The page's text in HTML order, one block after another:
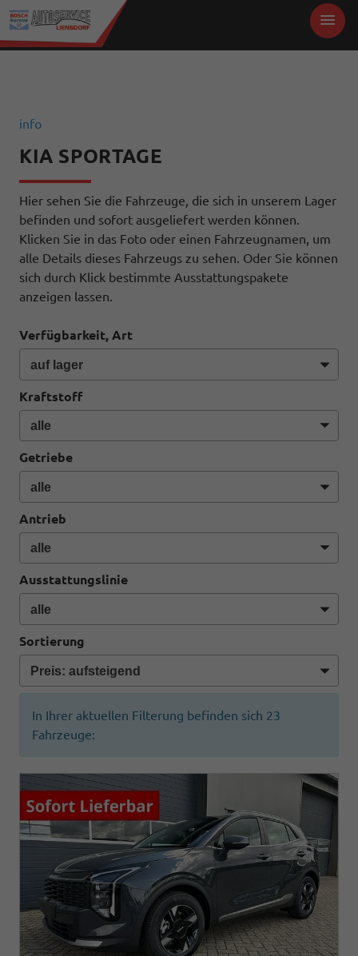
info
KIA SPORTAGE
Hier sehen Sie die Fahrzeuge, die sich in unserem Lager
befinden und sofort ausgeliefert werden können.
Klicken Sie in das Foto oder einen Fahrzeugnamen, um
alle Details dieses Fahrzeugs zu sehen. Oder Sie können
sich durch Klick bestimmte Ausstattungspakete
anzeigen lassen.
Verfügbarkeit, Art
Kraftstoff
Getriebe
Antrieb
Ausstattungslinie
Sortierung
In Ihrer aktuellen Filterung befinden sich 23
Fahrzeuge: